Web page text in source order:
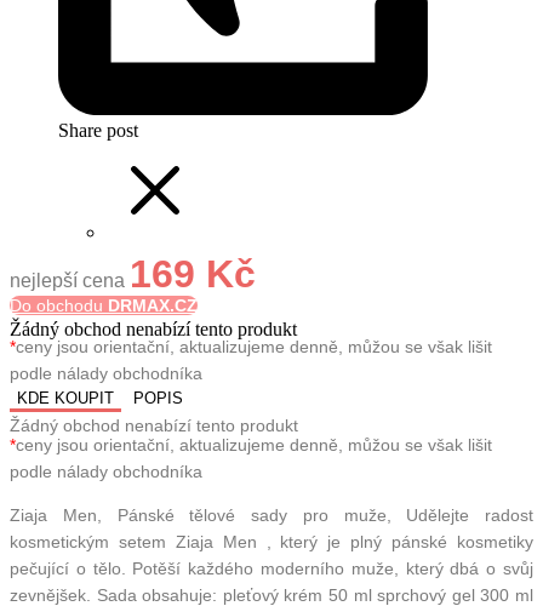
Share post
nejlepší cena 169 Kč
Do obchodu DRMAX.CZ
Žádný obchod nenabízí tento produkt
*ceny jsou orientační, aktualizujeme denně, můžou se však lišit
podle nálady obchodníka
KDE KOUPIT POPIS
Žádný obchod nenabízí tento produkt
*ceny jsou orientační, aktualizujeme denně, můžou se však lišit
podle nálady obchodníka
Ziaja Men, Pánské tělové sady pro muže, Udělejte radost
kosmetickým setem Ziaja Men , který je plný pánské kosmetiky
pečující o tělo. Potěší každého moderního muže, který dbá o svůj
zevnějšek. Sada obsahuje: pleťový krém 50 ml sprchový gel 300 ml